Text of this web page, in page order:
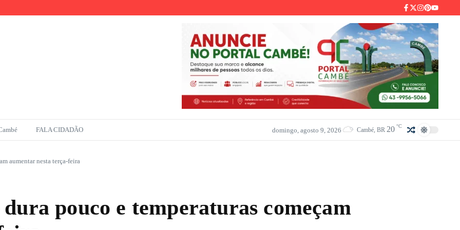
FALA CIDADÃO domingo, agosto 9, 2026 Cambé, BR 20 °C
aumentar nesta terça-feira
pouco e temperaturas começam